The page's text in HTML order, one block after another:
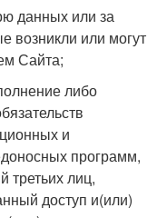
данных или за
возникли или могут
Сайта;
либо
и
программ,
третьих лиц,
доступ и(или)